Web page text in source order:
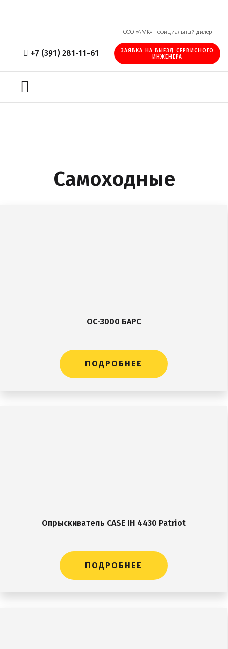
ООО «АМК» - официальный дилер
+7 (391) 281-11-61
ЗАЯВКА НА ВЫЕЗД СЕРВИСНОГО
ИНЖЕНЕРА
Самоходные
ОС-3000 БАРС
ПОДРОБНЕЕ
Опрыскиватель CASE IH 4430 Patriot
ПОДРОБНЕЕ